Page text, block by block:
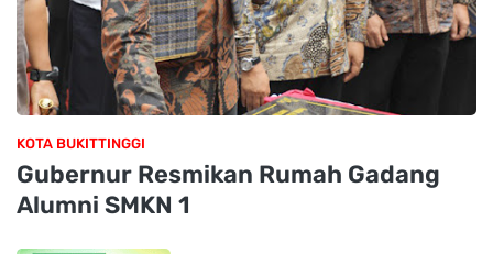
KOTA BUKITTINGGI
Gubernur Resmikan Rumah Gadang
Alumni SMKN 1